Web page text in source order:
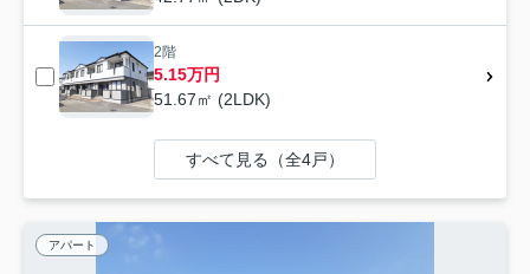
2階
5.15万円
51.67㎡ (2LDK)
すべて見る（全4戸）
アパート